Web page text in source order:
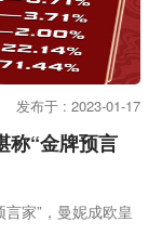
发布于 : 2023-01-17
称“金牌预言
家”，曼妮成欧皇